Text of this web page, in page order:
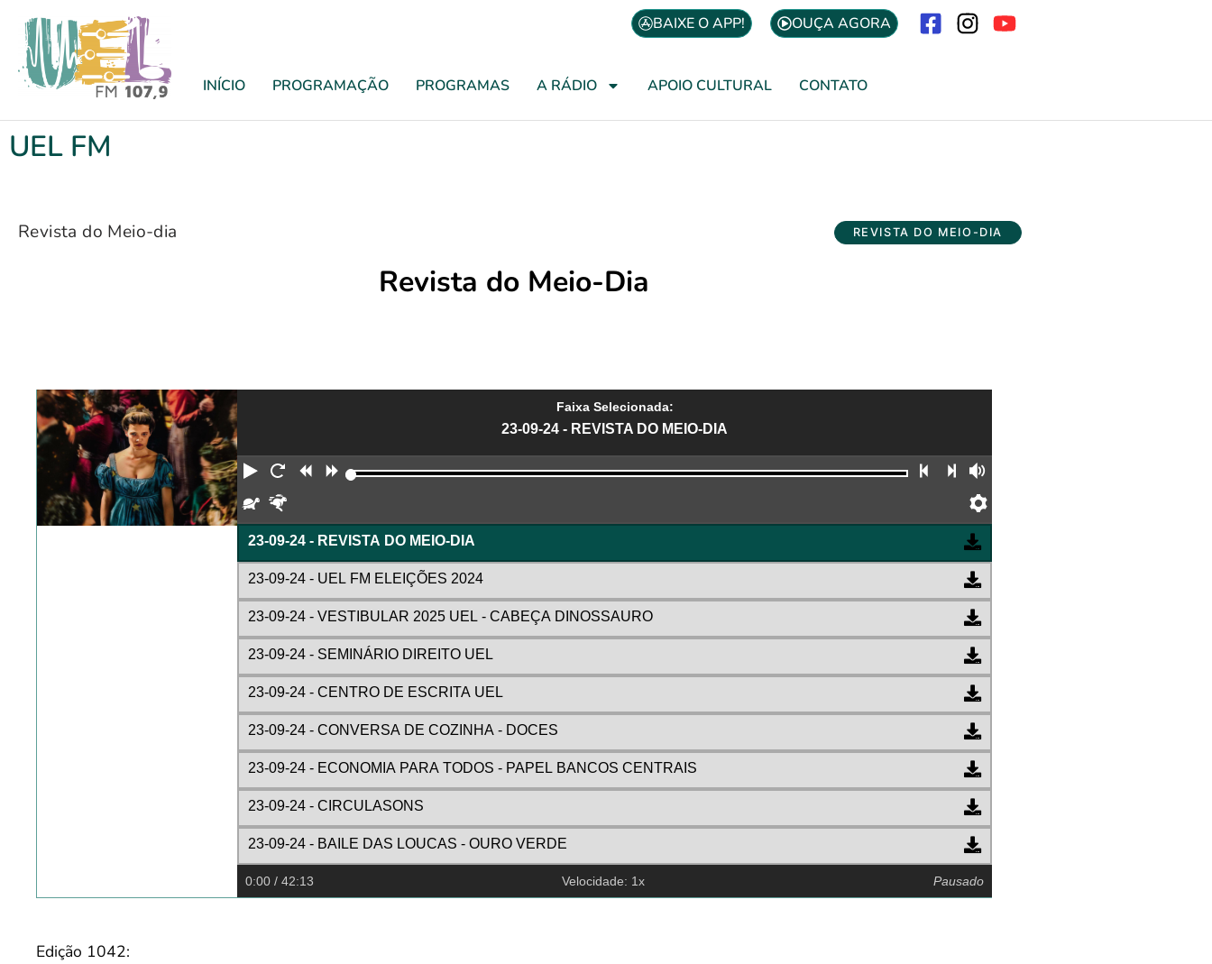
BAIXE O APP! OUÇA AGORA
INÍCIO PROGRAMAÇÃO PROGRAMAS A RÁDIO APOIO CULTURAL CONTATO
UEL FM
Revista do Meio-dia REVISTA DO MEIO-DIA
Revista do Meio-Dia
Faixa Selecionada:
23-09-24 - REVISTA DO MEIO-DIA
Reproduzir
Reiniciar
Retroceder
Avançar Faixa anterior
Próxima faixa
Devagar
Preferências
23-09-24 - REVISTA DO MEIO-DIA
23-09-24 - UEL FM ELEIÇÕES 2024
23-09-24 - VESTIBULAR 2025 UEL - CABEÇA DINOSSAURO
23-09-24 - SEMINÁRIO DIREITO UEL
23-09-24 - CENTRO DE ESCRITA UEL
23-09-24 - CONVERSA DE COZINHA - DOCES
23-09-24 - ECONOMIA PARA TODOS - PAPEL BANCOS CENTRAIS
23-09-24 - CIRCULASONS
23-09-24 - BAILE DAS LOUCAS - OURO VERDE
0:00 / 42:13 Velocidade: 1x Pausado
Edição 1042: